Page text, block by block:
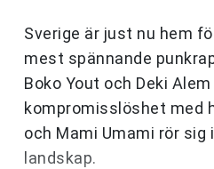
Sverige är just nu hem
mest spännande
Boko Yout och Deki
kompromisslöshet med
och Mami Umami rör
landskap.